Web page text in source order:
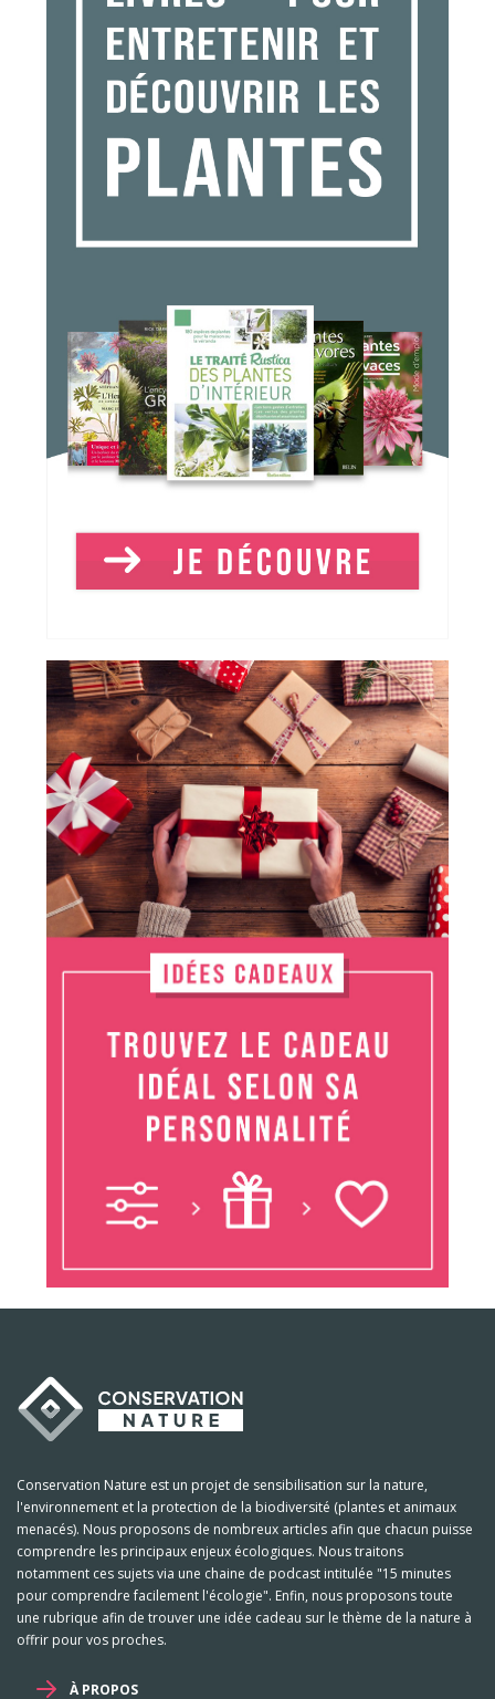
Conservation Nature est un projet de sensibilisation sur la nature,
l'environnement et la protection de la biodiversité (plantes et animaux
menacés). Nous proposons de nombreux articles afin que chacun puisse
comprendre les principaux enjeux écologiques. Nous traitons
notamment ces sujets via une chaine de podcast intitulée "15 minutes
pour comprendre facilement l'écologie". Enfin, nous proposons toute
une rubrique afin de trouver une idée cadeau sur le thème de la nature à
offrir pour vos proches.
À PROPOS